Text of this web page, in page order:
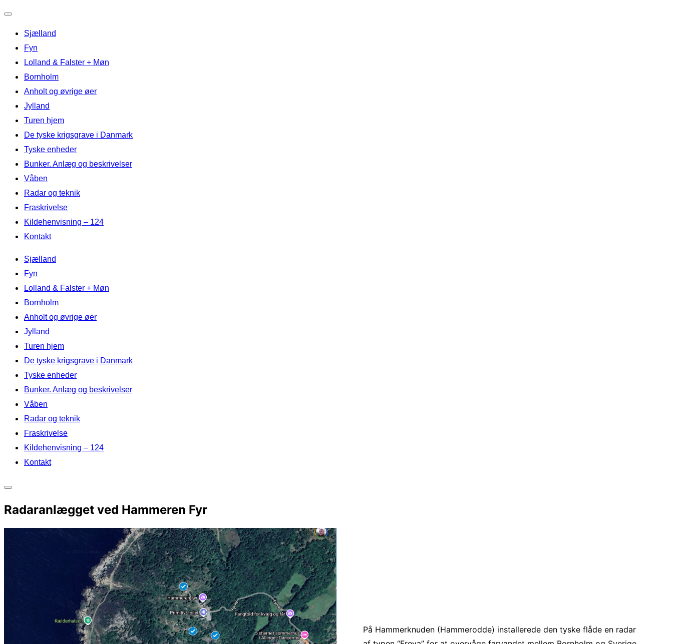
navigation
til/fra
Sjælland
Fyn
Lolland & Falster + Møn
Bornholm
Anholt og øvrige øer
Jylland
Turen hjem
De tyske krigsgrave i Danmark
Tyske enheder
Bunker. Anlæg og beskrivelser
Våben
Radar og teknik
Fraskrivelse
Kildehenvisning – 124
Kontakt
Videre
indhold
Sjælland
Fyn
Lolland & Falster + Møn
Bornholm
Anholt og øvrige øer
Jylland
Turen hjem
De tyske krigsgrave i Danmark
Tyske enheder
Bunker. Anlæg og beskrivelser
Våben
Radar og teknik
Fraskrivelse
Kildehenvisning – 124
Kontakt
navigation
sidekolonne
til/fra
Radaranlægget ved Hammeren Fyr
På Hammerknuden (Hammerodde) installerede den tyske flåde en radar